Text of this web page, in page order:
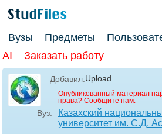
Вузы Предметы
AI
Заказать работу
Добавил:Upload
Опубликованный материал
права? Сообщите нам.
Вуз:
Казахский
университет им. С.Д.